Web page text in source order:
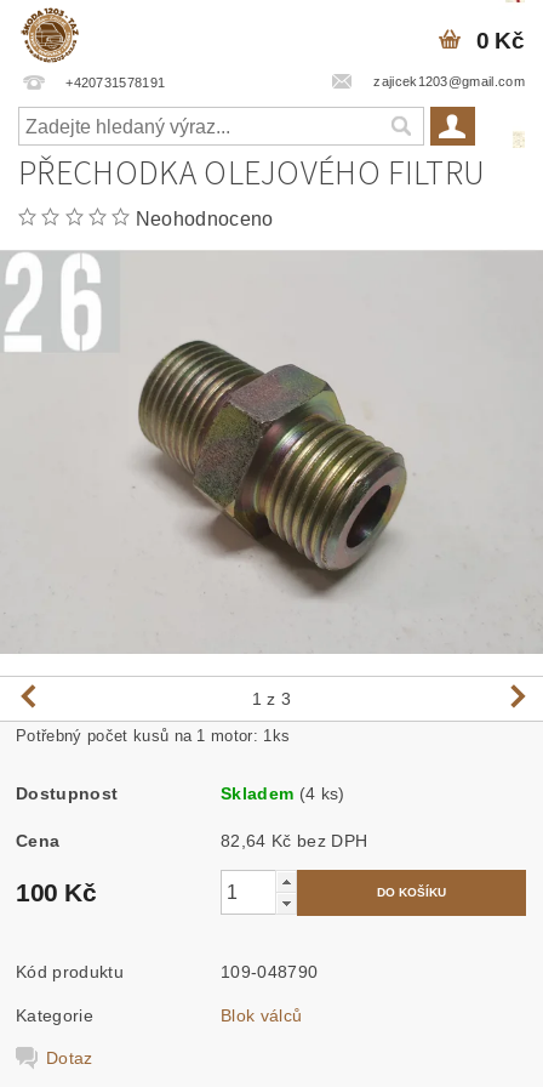
+420731578191 zajicek1203@gmail.com
0 Kč
PŘECHODKA OLEJOVÉHO FILTRU
Neohodnoceno
1 z 3
Potřebný počet kusů na 1 motor: 1ks
Dostupnost Skladem (4 ks)
Cena 82,64 Kč bez DPH
100 Kč
Kód produktu 109-048790
Kategorie Blok válců
Dotaz